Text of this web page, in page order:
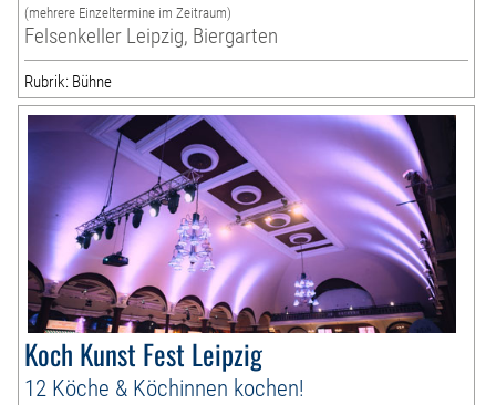
(mehrere Einzeltermine im Zeitraum)
Felsenkeller Leipzig, Biergarten
Rubrik: Bühne
Koch Kunst Fest Leipzig
12 Köche & Köchinnen kochen!